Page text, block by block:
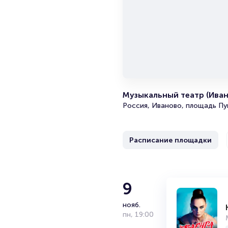
Музыкальный театр
Россия, Иваново, площадь
Расписание площадки
Дата и место рождения: 13
9
нояб.
пн, 19:00